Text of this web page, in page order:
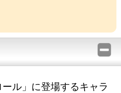
ル」に登場するキャラ